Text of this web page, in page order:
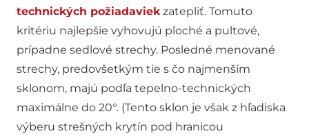
technických požiadaviekzatepliť. Tomuto
kritériu najlepšie vyhovujú ploché a pultové,
prípadne sedlové strechy. Posledné menované
strechy, predovšetkým tie s čo najmenším
sklonom, majú podľa tepelno-technických
maximálne do 20°. (Tento sklon je však z hľadiska
výberu strešných krytín pod hranicou